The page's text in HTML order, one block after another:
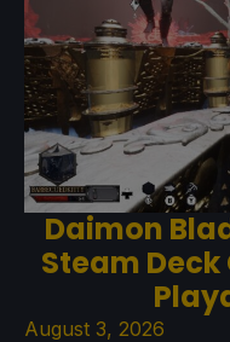
Daimon
Steam
August 3, 2026